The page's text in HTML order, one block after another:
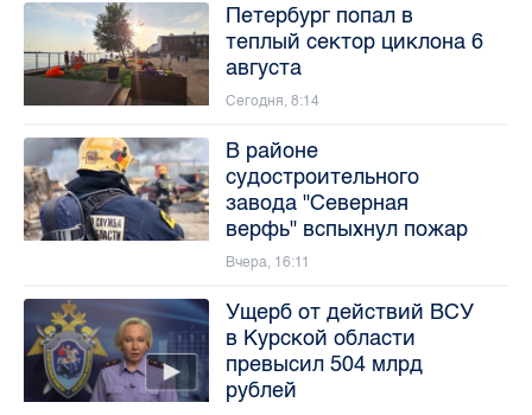
Петербург попал в
теплый сектор циклона 6
августа
Сегодня, 8:14
В районе
судостроительного
завода "Северная
верфь" вспыхнул пожар
Вчера, 16:11
Ущерб от действий ВСУ
в Курской области
превысил 504 млрд
рублей